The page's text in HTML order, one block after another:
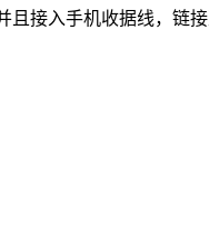
接入手机收据线，链